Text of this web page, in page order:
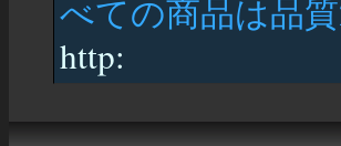
べての商品は品
http: